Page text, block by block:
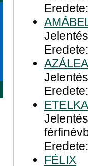
AZÁLEA
ETELKA
Eredete:
FÉLIX